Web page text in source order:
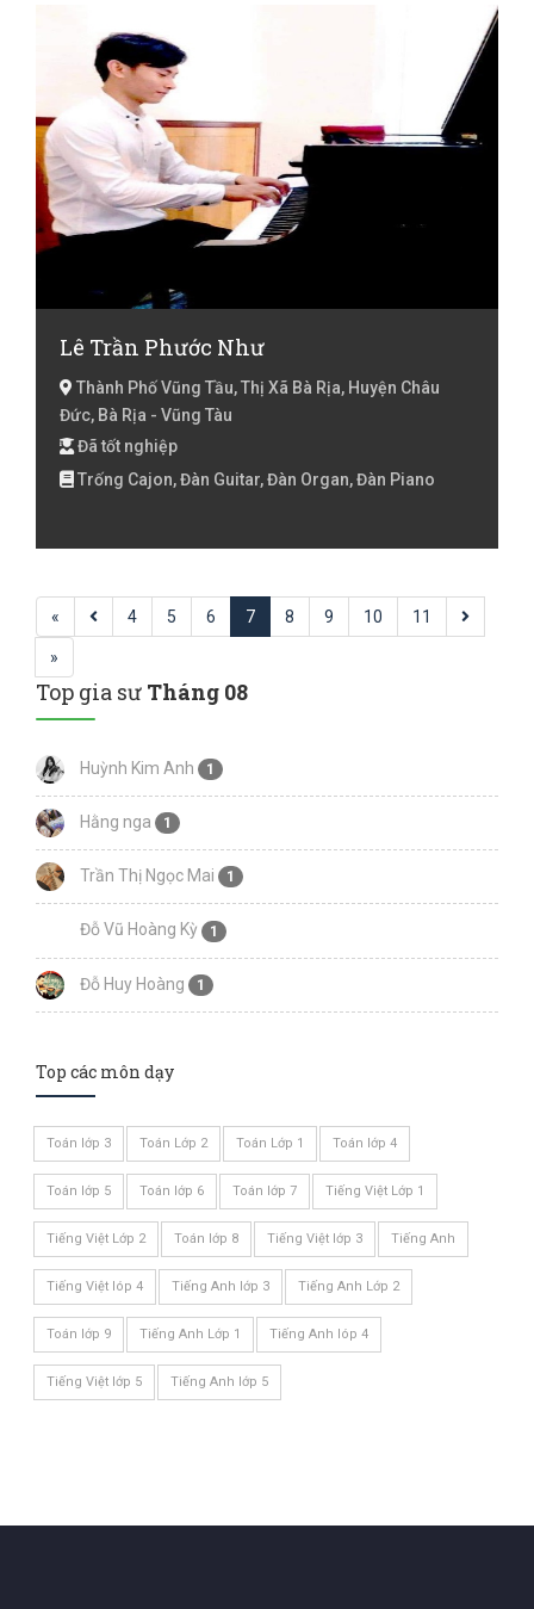
Lê Trần Phước Như
Thành Phố Vũng Tầu, Thị Xã Bà Rịa, Huyện Châu
Đức, Bà Rịa - Vũng Tàu
Đã tốt nghiệp
Trống Cajon, Đàn Guitar, Đàn Organ, Đàn Piano
« 4 5 6 7 8 9 10 11
»
Top gia sư Tháng 08
Huỳnh Kim Anh 1
Hằng nga 1
Trần Thị Ngọc Mai 1
Đỗ Vũ Hoàng Kỳ 1
Đỗ Huy Hoàng 1
Top các môn dạy
Toán lớp 3 Toán Lớp 2 Toán Lớp 1 Toán lớp 4
Toán lớp 5 Toán lớp 6 Toán lớp 7 Tiếng Việt Lớp 1
Tiếng Việt Lớp 2 Toán lớp 8 Tiếng Việt lớp 3 Tiếng Anh
Tiếng Việt lóp 4 Tiếng Anh lớp 3 Tiếng Anh Lớp 2
Toán lớp 9 Tiếng Anh Lớp 1 Tiếng Anh lóp 4
Tiếng Việt lớp 5 Tiếng Anh lớp 5